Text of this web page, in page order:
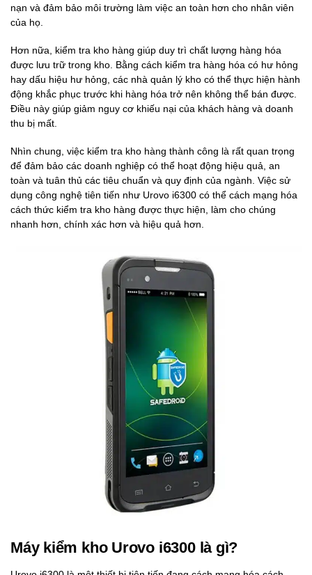
nạn và đảm bảo môi trường làm việc an toàn hơn cho nhân viên
của họ.
Hơn nữa, kiểm tra kho hàng giúp duy trì chất lượng hàng hóa
được lưu trữ trong kho. Bằng cách kiểm tra hàng hóa có hư hỏng
hay dấu hiệu hư hỏng, các nhà quản lý kho có thể thực hiện hành
động khắc phục trước khi hàng hóa trở nên không thể bán được.
Điều này giúp giảm nguy cơ khiếu nại của khách hàng và doanh
thu bị mất.
Nhìn chung, việc kiểm tra kho hàng thành công là rất quan trọng
để đảm bảo các doanh nghiệp có thể hoạt động hiệu quả, an
toàn và tuân thủ các tiêu chuẩn và quy định của ngành. Việc sử
dụng công nghệ tiên tiến như Urovo i6300 có thể cách mạng hóa
cách thức kiểm tra kho hàng được thực hiện, làm cho chúng
nhanh hơn, chính xác hơn và hiệu quả hơn.
Máy kiểm kho Urovo i6300 là gì?